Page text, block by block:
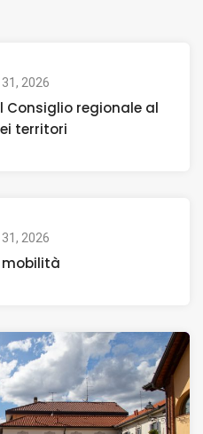
31, 2026
Consiglio regionale al
territori
31, 2026
mobilità